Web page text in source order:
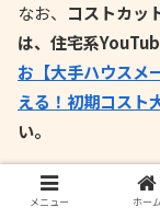
なお、 コストカッ
は、住宅系
お【大手ハウスメ
える！初期コスト
い。
営業担当
メニュー ホー